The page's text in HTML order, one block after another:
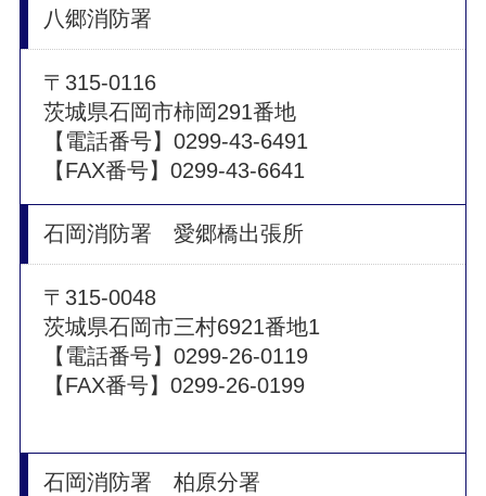
八郷消防署
〒315-0116
茨城県石岡市柿岡291番地
【電話番号】0299-43-6491
【FAX番号】0299-43-6641
石岡消防署 愛郷橋出張所
〒315-0048
茨城県石岡市三村6921番地1
【電話番号】0299-26-0119
【FAX番号】0299-26-0199
石岡消防署 柏原分署